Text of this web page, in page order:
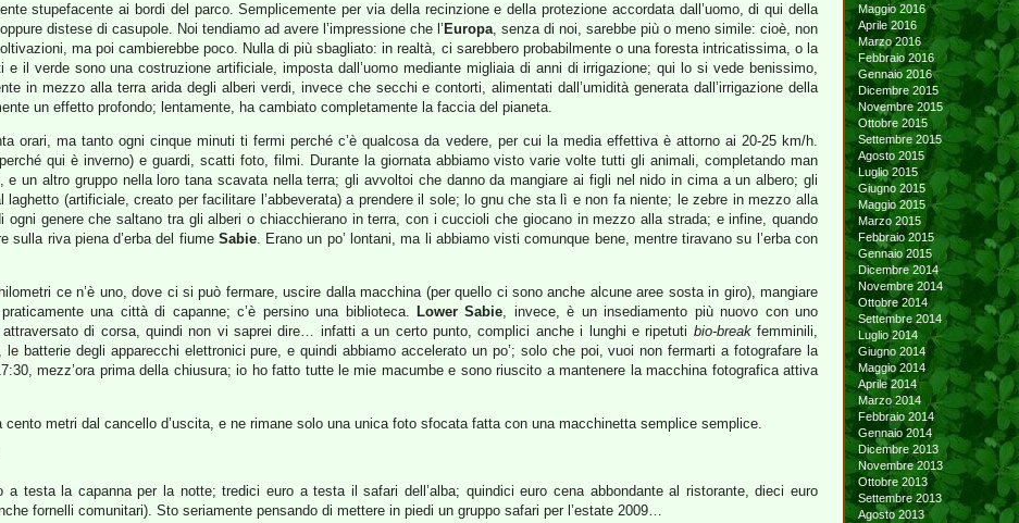
stupefacente ai bordi del parco. Semplicemente per via della recinzione e della protezione accordata dall’uomo, di qui della
distese di casupole. Noi tendiamo ad avere l’impressione che l’ Europa, senza di noi, sarebbe più o meno simile: cioè, non
ma poi cambierebbe poco. Nulla di più sbagliato: in realtà, ci sarebbero probabilmente o una foresta intricatissima, o la
il verde sono una costruzione artificiale, imposta dall’uomo mediante migliaia di anni di irrigazione; qui lo si vede benissimo,
in mezzo alla terra arida degli alberi verdi, invece che secchi e contorti, alimentati dall’umidità generata dall’irrigazione della
un effetto profondo; lentamente, ha cambiato completamente la faccia del pianeta.
orari, ma tanto ogni cinque minuti ti fermi perché c’è qualcosa da vedere, per cui la media effettiva è attorno ai 20-25 km/h.
qui è inverno) e guardi, scatti foto, filmi. Durante la giornata abbiamo visto varie volte tutti gli animali, completando man
un altro gruppo nella loro tana scavata nella terra; gli avvoltoi che danno da mangiare ai figli nel nido in cima a un albero; gli
(artificiale, creato per facilitare l’abbeverata) a prendere il sole; lo gnu che sta lì e non fa niente; le zebre in mezzo alla
genere che saltano tra gli alberi o chiacchierano in terra, con i cuccioli che giocano in mezzo alla strada; e infine, quando
sulla riva piena d’erba del fiume Sabie. Erano un po’ lontani, ma li abbiamo visti comunque bene, mentre tiravano su l’erba con
ce n’è uno, dove ci si può fermare, uscire dalla macchina (per quello ci sono anche alcune aree sosta in giro), mangiare
una città di capanne; c’è persino una biblioteca. Lower Sabie, invece, è un insediamento più nuovo con uno
di corsa, quindi non vi saprei dire… infatti a un certo punto, complici anche i lunghi e ripetuti bio-breakfemminili,
batterie degli apparecchi elettronici pure, e quindi abbiamo accelerato un po’; solo che poi, vuoi non fermarti a fotografare la
mezz’ora prima della chiusura; io ho fatto tutte le mie macumbe e sono riuscito a mantenere la macchina fotografica attiva
metri dal cancello d’uscita, e ne rimane solo una unica foto sfocata fatta con una macchinetta semplice semplice.
testa la capanna per la notte; tredici euro a testa il safari dell’alba; quindici euro cena abbondante al ristorante, dieci euro
fornelli comunitari). Sto seriamente pensando di mettere in piedi un gruppo safari per l’estate 2009…
Maggio 2016
Aprile 2016
Marzo 2016
Febbraio 2016
Gennaio 2016
Dicembre 2015
Novembre 2015
Ottobre 2015
Settembre 2015
Agosto 2015
Luglio 2015
Giugno 2015
Maggio 2015
Marzo 2015
Febbraio 2015
Gennaio 2015
Dicembre 2014
Novembre 2014
Ottobre 2014
Settembre 2014
Luglio 2014
Giugno 2014
Maggio 2014
Aprile 2014
Marzo 2014
Febbraio 2014
Gennaio 2014
Dicembre 2013
Novembre 2013
Ottobre 2013
Settembre 2013
Agosto 2013